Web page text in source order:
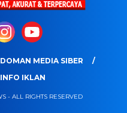
MEDIA SIBER
INFO IKLAN
- ALL RIGHTS RESERVED